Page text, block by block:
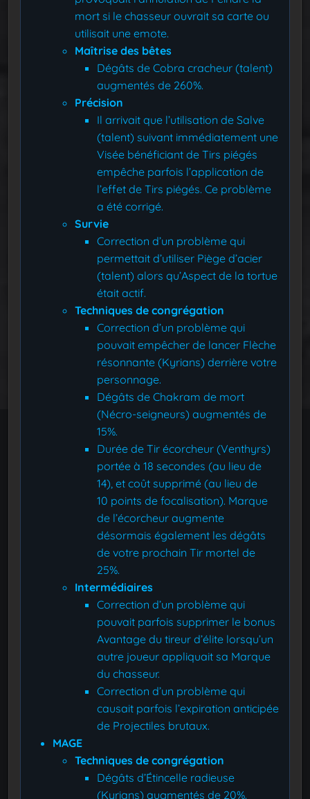
mort si le chasseur ouvrait sa carte ou
utilisait une emote.
Maîtrise des bêtes
Dégâts de Cobra cracheur (talent)
augmentés de 260%.
Précision
Il arrivait que l’utilisation de Salve
(talent) suivant immédiatement une
Visée bénéficiant de Tirs piégés
empêche parfois l’application de
l’effet de Tirs piégés. Ce problème
a été corrigé.
Survie
Correction d’un problème qui
permettait d’utiliser Piège d’acier
(talent) alors qu’Aspect de la tortue
était actif.
Techniques de congrégation
Correction d’un problème qui
pouvait empêcher de lancer Flèche
résonnante (Kyrians) derrière votre
personnage.
Dégâts de Chakram de mort
(Nécro-seigneurs) augmentés de
15%.
Durée de Tir écorcheur (Venthyrs)
portée à 18 secondes (au lieu de
14), et coût supprimé (au lieu de
10 points de focalisation). Marque
de l’écorcheur augmente
désormais également les dégâts
de votre prochain Tir mortel de
25%.
Intermédiaires
Correction d’un problème qui
pouvait parfois supprimer le bonus
Avantage du tireur d’élite lorsqu’un
autre joueur appliquait sa Marque
du chasseur.
Correction d’un problème qui
causait parfois l’expiration anticipée
de Projectiles brutaux.
MAGE
Techniques de congrégation
Dégâts d’Étincelle radieuse
(Kyrians) augmentés de 20%.